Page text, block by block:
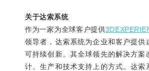
关于达索系统
作为一家为全球客户提供
领导者，达索系统为企业和客户提供
可持续创新。其全球领先的解决方案
计、生产和技术支持上的方式。达索